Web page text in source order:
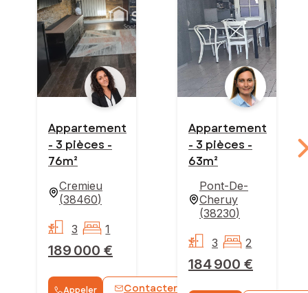
Appartement
- 3 pièces -
76m²
Cremieu
(38460)
189 000 €
3 1
Appeler Contacter
Appartement
- 3 pièces -
63m²
Pont-De-
Cheruy
(38230)
184 900 €
3 2